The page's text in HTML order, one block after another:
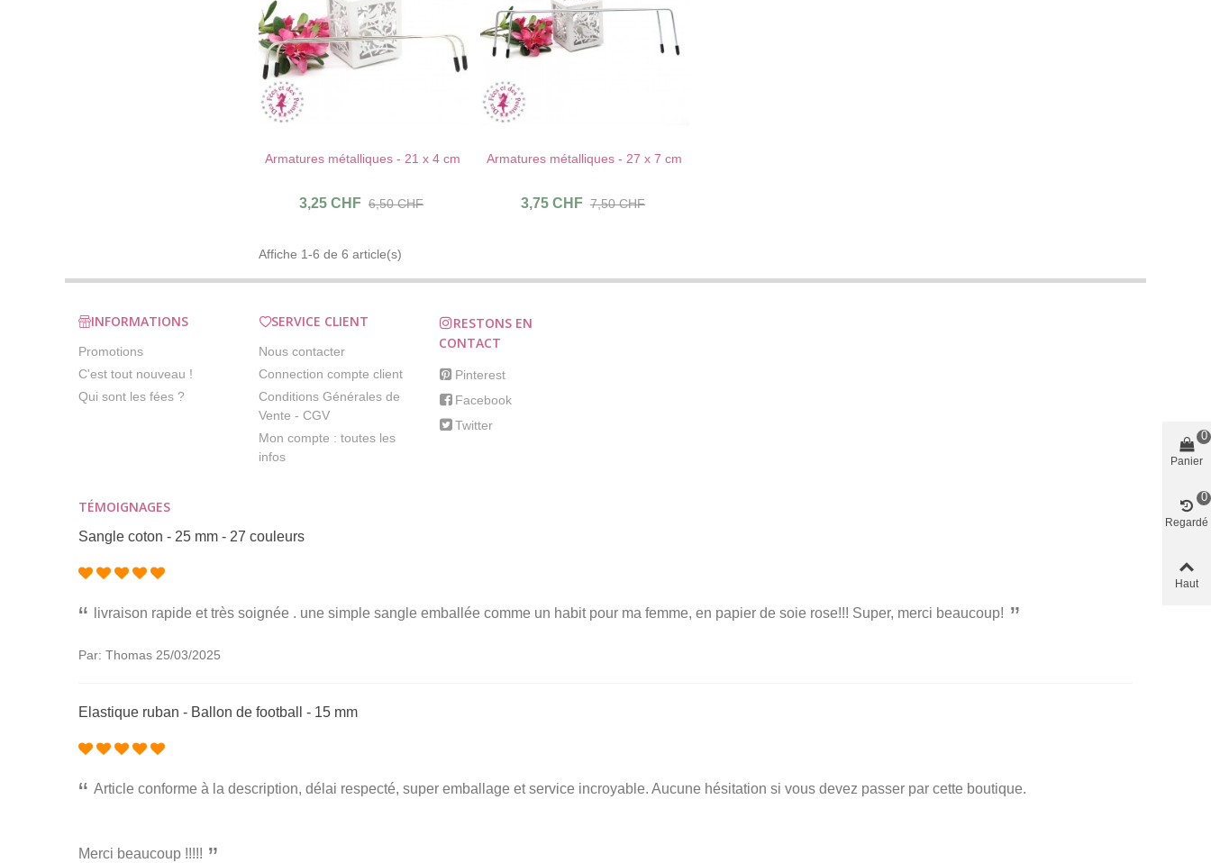
AU PANIER ! J'AIME !
Armatures métalliques - 21 x 4 cm
3,25 CHF 6,50 CHF
AU PANIER ! J'AIME !
Armatures métalliques - 27 x 7 cm
3,75 CHF 7,50 CHF
Affiche 1-6 de 6 article(s)
INFORMATIONS
Promotions
C'est tout nouveau !
Qui sont les fées ?
SERVICE CLIENT
Nous contacter
Connection compte client
Conditions Générales de
Vente - CGV
Mon compte : toutes les
infos
RESTONS EN
CONTACT
Pinterest
Facebook
Twitter
TÉMOIGNAGES
Sangle coton - 25 mm - 27 couleurs
livraison rapide et très soignée . une simple sangle emballée comme un habit pour ma femme, en papier de soie rose!!! Super, merci beaucoup!
Par: Thomas 25/03/2025
Elastique ruban - Ballon de football - 15 mm
Article conforme à la description, délai respecté, super emballage et service incroyable. Aucune hésitation si vous devez passer par cette boutique.
Merci beaucoup !!!!!
Panier
0
Regardé
0
Haut